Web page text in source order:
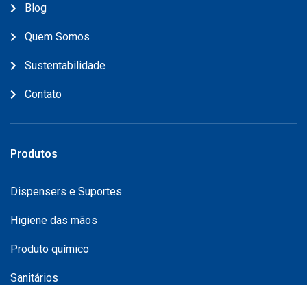
Blog
Quem Somos
Sustentabilidade
Contato
Produtos
Dispensers e Suportes
Higiene das mãos
Produto químico
Sanitários